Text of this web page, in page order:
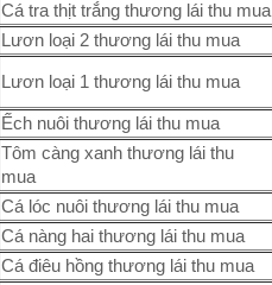
Cá tra thịt trắng thương lái thu mua
Lươn loại 2 thương lái thu mua
Lươn loại 1 thương lái thu mua
Ếch nuôi thương lái thu mua
Tôm càng xanh thương lái thu
mua
Cá lóc nuôi thương lái thu mua
Cá nàng hai thương lái thu mua
Cá điêu hồng thương lái thu mua